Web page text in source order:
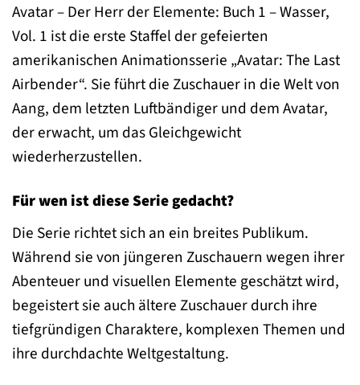
Avatar – Der Herr der Elemente: Buch 1 – Wasser,
Vol. 1 ist die erste Staffel der gefeierten
amerikanischen Animationsserie „Avatar: The Last
Airbender“. Sie führt die Zuschauer in die Welt von
Aang, dem letzten Luftbändiger und dem Avatar,
der erwacht, um das Gleichgewicht
wiederherzustellen.
Für wen ist diese Serie gedacht?
Die Serie richtet sich an ein breites Publikum.
Während sie von jüngeren Zuschauern wegen ihrer
Abenteuer und visuellen Elemente geschätzt wird,
begeistert sie auch ältere Zuschauer durch ihre
tiefgründigen Charaktere, komplexen Themen und
ihre durchdachte Weltgestaltung.